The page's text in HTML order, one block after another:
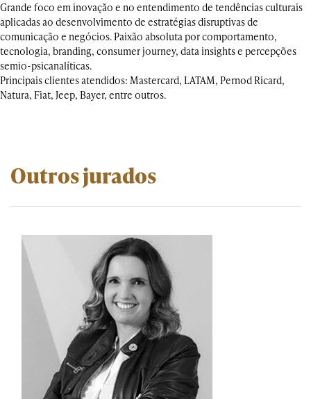
Grande foco em inovação e no entendimento de tendências culturais
aplicadas ao desenvolvimento de estratégias disruptivas de
comunicação e negócios. Paixão absoluta por comportamento,
tecnologia, branding, consumer journey, data insights e percepções
semio-psicanalíticas.
Principais clientes atendidos: Mastercard, LATAM, Pernod Ricard,
Natura, Fiat, Jeep, Bayer, entre outros.
Outros jurados